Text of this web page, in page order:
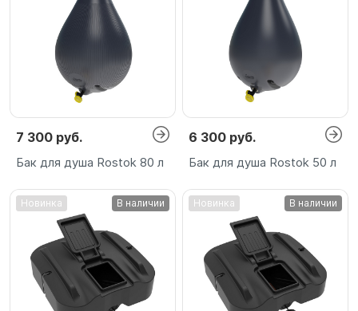
7 300 руб.
Бак для душа Rostok 80 л
6 300 руб.
Бак для душа Rostok 50 л
Новинка В наличии Новинка В наличии